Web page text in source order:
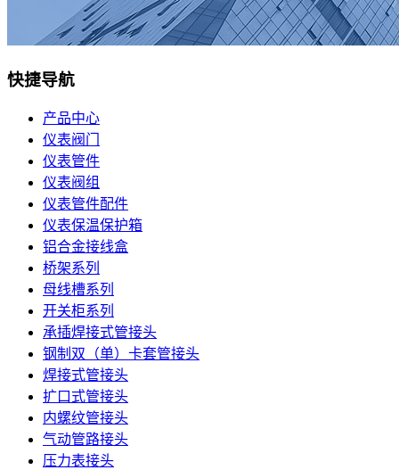
快捷导航
产品中心
仪表阀门
仪表管件
仪表阀组
仪表管件配件
仪表保温保护箱
铝合金接线盒
桥架系列
母线槽系列
开关柜系列
承插焊接式管接头
钢制双（单）卡套管接头
焊接式管接头
扩口式管接头
内螺纹管接头
气动管路接头
压力表接头